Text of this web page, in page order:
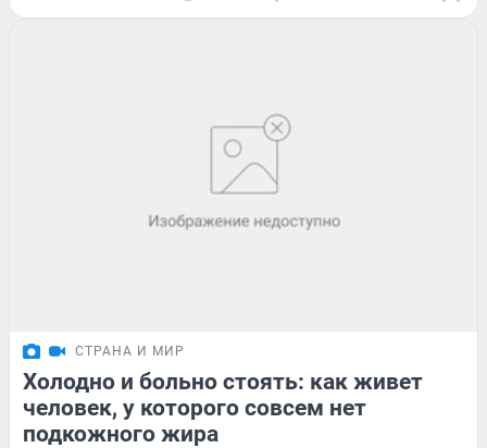
СТРАНА И МИР
Холодно и больно стоять: как живет
человек, у которого совсем нет
подкожного жира